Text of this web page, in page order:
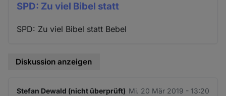
SPD: Zu viel Bibel statt
SPD: Zu viel Bibel statt Bebel
Diskussion anzeigen
Stefan Dewald (nicht überprüft) Mi. 20 Mär 2019 - 13:20